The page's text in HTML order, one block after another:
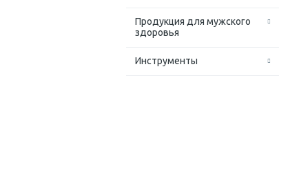
Продукция для мужского
здоровья
Инструменты